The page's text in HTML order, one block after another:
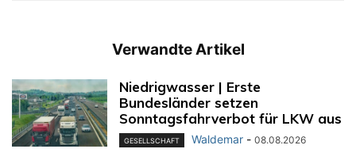
Verwandte Artikel
Niedrigwasser | Erste
Bundesländer setzen
Sonntagsfahrverbot für LKW aus
GESELLSCHAFT Waldemar - 08.08.2026